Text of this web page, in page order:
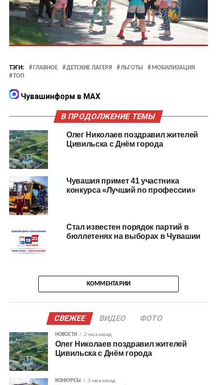
ТЭГИ: ГЛАВНОЕ ДЕТСКИЕ ЛАГЕРЯ ЛЬГОТЫ
МОБИЛИЗАЦИЯ
ТОП
Чувашинформ в MAX
В ПРОДОЛЖЕНИЕ ТЕМЫ
Олег Николаев поздравил жителей
Цивильска с Днём города
Чувашия примет 41 участника
конкурса «Лучший по профессии»
Стал известен порядок партий в
бюллетенях на выборах в Чувашии
КОММЕНТАРИИ
СВЕЖЕЕ ВИДЕО ФОТО
НОВОСТИ 2 часа назад
Олег Николаев поздравил жителей
Цивильска с Днём города
КОНКУРСЫ 3 часа назад